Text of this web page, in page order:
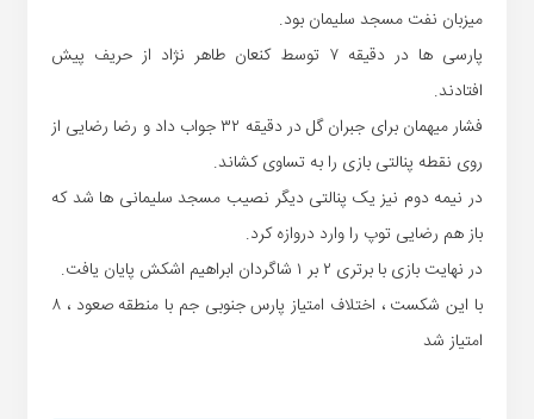
میزبان نفت مسجد سلیمان بود.
پارسی ها در دقیقه ۷ توسط کنعان طاهر نژاد از حریف پیش
افتادند.
فشار میهمان برای جبران گل در دقیقه ۳۲ جواب داد و رضا رضایی از
روی نقطه پنالتی بازی را به تساوی کشاند.
در نیمه دوم نیز یک پنالتی دیگر نصیب مسجد سلیمانی ها شد که
باز هم رضایی توپ را وارد دروازه کرد.
در نهایت بازی با برتری ۲ بر ۱ شاگردان ابراهیم اشکش پایان یافت.
با این شکست ، اختلاف امتیاز پارس جنوبی جم با منطقه صعود ، ۸
امتیاز شد